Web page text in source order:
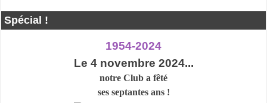
Spécial !
1954-2024
Le 4 novembre 2024...
notre Club a fêté
ses septantes ans !